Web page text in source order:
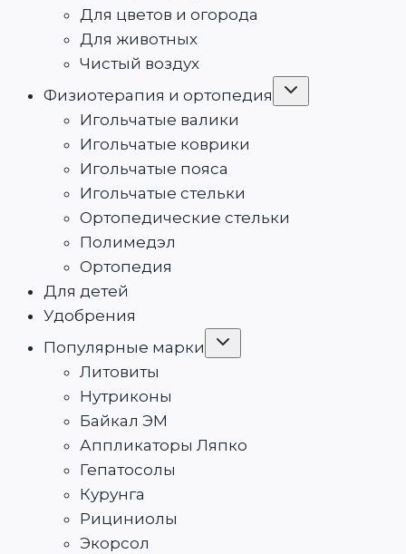
Для цветов и огорода
Для животных
Чистый воздух
Физиотерапия и ортопедия
Переключить
Игольчатые валики
Игольчатые коврики
Игольчатые пояса
Игольчатые стельки
Ортопедические стельки
Полимедэл
Ортопедия
Для детей
Удобрения
Популярные марки
Переключить
Литовиты
Нутриконы
Байкал ЭМ
Аппликаторы Ляпко
Гепатосолы
Курунга
Рициниолы
Экорсол